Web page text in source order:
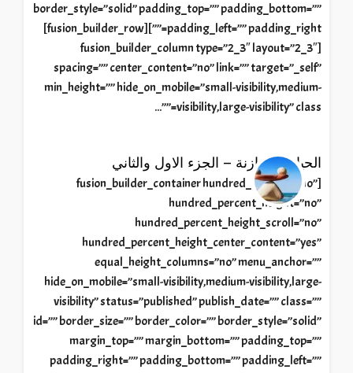
border_style=”solid” padding_top=”” padding_bottom=””
padding_left=”” padding_right=””][fusion_builder_row]
[fusion_builder_column type=”2_3″ layout=”2_3″
spacing=”” center_content=”no” link=”” target=”_self”
min_height=”” hide_on_mobile=”small-visibility,medium-
visibility,large-visibility” class=””...
الحياة المتوازنة – الجزء الاول والثاني
[fusion_builder_container hundred_percent=”no”
hundred_percent_height=”no”
hundred_percent_height_scroll=”no”
hundred_percent_height_center_content=”yes”
equal_height_columns=”no” menu_anchor=””
hide_on_mobile=”small-visibility,medium-visibility,large-
visibility” status=”published” publish_date=”” class=””
id=”” border_size=”” border_color=”” border_style=”solid”
margin_top=”” margin_bottom=”” padding_top=””
padding_right=”” padding_bottom=”” padding_left=””